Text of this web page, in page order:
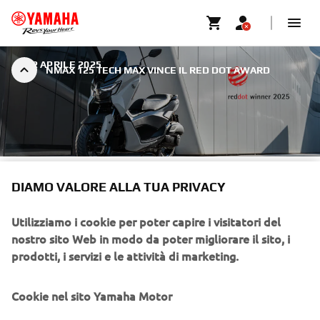
NMAX 125 TECH MAX VINCE IL RED DOT AWARD
22 APRILE 2025
NMAX 125 TECH MAX VINCE
IL RECORD DI VITTORIE DI YAMAHA MOTOR AI RED DOT DAL
2012 SI È ESTESO A 14 ANNI.
Yamaha Motor annuncia la vittoria del prestigioso Red Dot
DIAMO VALORE ALLA TUA PRIVACY
Utilizziamo i cookie per poter capire i visitatori del
nostro sito Web in modo da poter migliorare il sito, i
prodotti, i servizi e le attività di marketing.
Cookie nel sito Yamaha Motor